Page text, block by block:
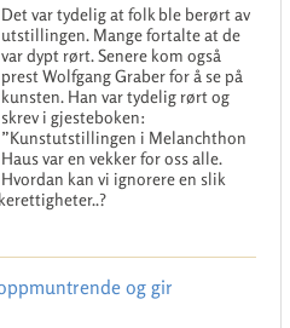
Det var tydelig at folk ble berørt av
utstillingen. Mange fortalte at de
var dypt rørt. Senere kom også
prest Wolfgang Graber for å se på
kunsten. Han var tydelig rørt og
skrev i gjesteboken:
”Kunstutstillingen i Melanchthon
Haus var en vekker for oss alle.
Hvordan kan vi ignorere en slik
og gir